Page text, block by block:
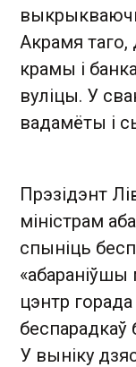
Акрамя
крамы і
вуліцы. У
вадамёты і
Прэзідэнт
міністрам
спыніць
«абараніўшы
цэнтр
беспарадкаў
У выніку